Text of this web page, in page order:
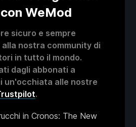
WeMod
sicuro e sempre
nostra community di
in tutto il mondo.
dagli abbonati a
un'occhiata alle nostre
.
in Cronos: The New